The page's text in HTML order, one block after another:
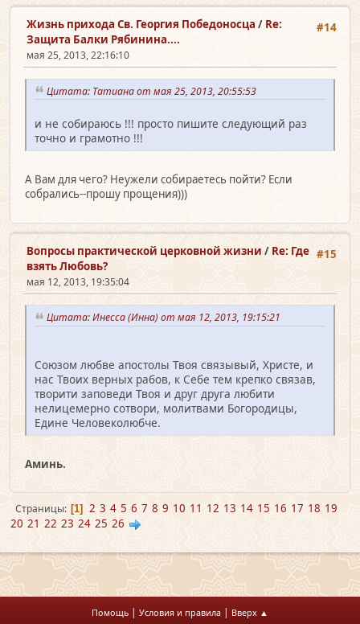
#14
Жизнь прихода Св. Георгия Победоносца / Re:
Защита Балки Рябинина....
мая 25, 2013, 22:16:10
Цитата: Татиана от мая 25, 2013, 20:55:53
и не собираюсь !!! просто пишите следующий раз
точно и грамотно !!!
А Вам для чего? Неужели собираетесь пойти? Если
собрались--прошу прощения)))
#15
Вопросы практической церковной жизни / Re: Где
взять Любовь?
мая 12, 2013, 19:35:04
Цитата: Инесса (Инна) от мая 12, 2013, 19:15:21
Союзом любве апостолы Твоя связывый, Христе, и
нас Твоих верных рабов, к Себе тем крепко связав,
творити заповеди Твоя и друг друга любити
нелицемерно сотвори, молитвами Богородицы,
Едине Человеколюбче.
Аминь.
Страницы 1 2 3 4 5 6 7 8 9 10 11 12 13 14 15 16 17 18 19
20 21 22 23 24 25 26
Помощь | Условия и правила | Вверх ▲